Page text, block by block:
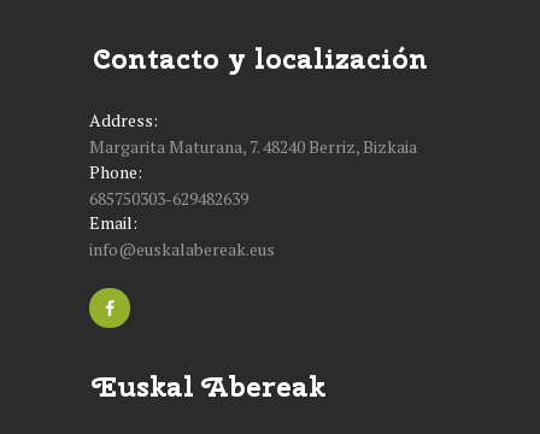
Contacto y localización
Address:
Margarita Maturana, 7. 48240 Berriz, Bizkaia
Phone:
685750303-629482639
Email:
info@euskalabereak.eus
Euskal Abereak